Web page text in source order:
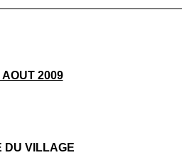
AOUT 2009
DU VILLAGE